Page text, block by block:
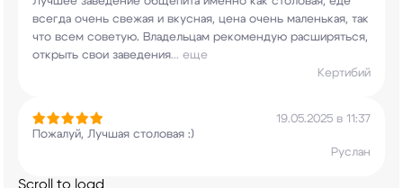
всегда очень свежая и вкусная, цена очень маленькая, так
что всем советую. Владельцам рекомендую расширяться,
открыть свои заведения... еще
Кертибий
19.05.2025 в 11:37
Пожалуй, Лучшая столовая :)
Руслан
Scroll to load